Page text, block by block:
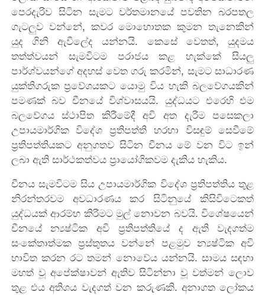
පෙරදැරිව සිටින සැමට වර්තමානයේ පවතින බරපතල
ගැ‍ටලුව වන්නේ, කවර මොහොතක කුමන තැනෙකින්
යුද ගිනි ඇවිලේද යන්නයි. කෙසේ වෙතත්, යුදමය
තත්ත්වයන් සැමවිටම පරාජය කළ හැක්කේ සියලු
පාර්ශ්වයන්ගේ අදහස් වෙත ගරු කරමින්, සැමට සාධාරණ
යුක්තිගරුක ප්‍රවේශයකට යොමු විය හැකි බලවේගයකින්
පමණක් බව චීනයේ විශ්වාසයයි. යුද්ධයට එරෙහි එම
බලවේගය ස්ථාපිත කිරීමේදී අවි අත දැරීම පසෙකලා
උපායමාර්ගික විදේශ ප්‍රතිපත්ති හරහා විසඳුම් සෙවීමේ
ප්‍රතිපත්තියකට අනුගතව සිටින චීනය මේ වන විට ඉන්
ලබා ඇති සාර්ථකත්වය ප්‍රායෝගිකවම දැකිය හැකිය.
චීනය සැමවිටම සිය උපායමාර්ගික විදේශ ප්‍රතිපත්තිය තුළ
නිරන්තරවම අවධාරණය කර සිටිනුයේ කිසිවිටෙකත්
යුද්ධයක් ආරම්භ කිරීමට මුල් නොවන බවයි. විශේෂයෙන්
චීනයේ න්‍යෂ්ටික අවි ප්‍රතිපත්තියේ ද ඇති වැදගත්ම
සංකේතාත්මක ප්‍රස්තුතය වන්නේ පළමුව න්‍යෂ්ටික අවි
භාවිත කරන රට තමන් නොවේය යන්නයි. සාමය සඳහා
මහත් වූ අපේක්ෂාවන් ඇතිව සිටින්නා වූ වත්මන් ලොව
තුළ එය අතිශය වැදගත් වන කරුණකි. අනාගත ලෝකය